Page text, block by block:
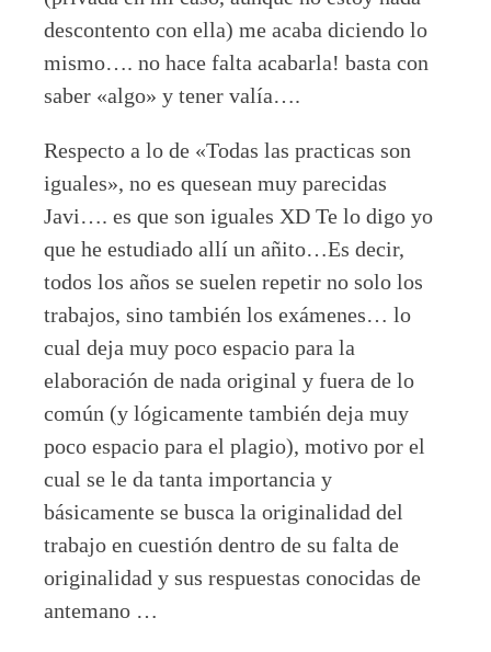
descontento con ella) me acaba diciendo lo
mismo…. no hace falta acabarla! basta con
saber «algo» y tener valía….
Respecto a lo de «Todas las practicas son
iguales», no es quesean muy parecidas
Javi…. es que son iguales XD Te lo digo yo
que he estudiado allí un añito…Es decir,
todos los años se suelen repetir no solo los
trabajos, sino también los exámenes… lo
cual deja muy poco espacio para la
elaboración de nada original y fuera de lo
común (y lógicamente también deja muy
poco espacio para el plagio), motivo por el
cual se le da tanta importancia y
básicamente se busca la originalidad del
trabajo en cuestión dentro de su falta de
originalidad y sus respuestas conocidas de
antemano …